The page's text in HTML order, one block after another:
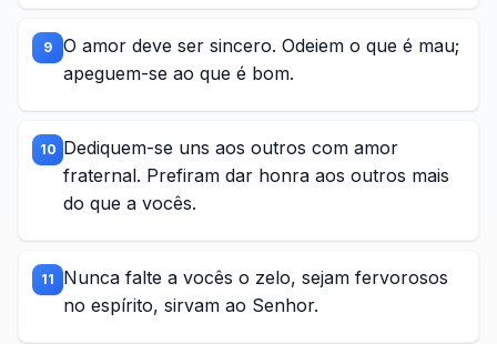
9
O amor deve ser sincero. Odeiem o que é mau;
apeguem-se ao que é bom.
10 Dediquem-se uns aos outros com amor
fraternal. Prefiram dar honra aos outros mais
do que a vocês.
11
Nunca falte a vocês o zelo, sejam fervorosos
no espírito, sirvam ao Senhor.